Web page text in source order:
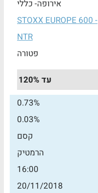
אירופה- כללי
STOXX EUROPE 600 -
NTR
פטורה
עד 120%
0.73%
0.03%
קסם
הרמטיק
16:00
20/11/2018